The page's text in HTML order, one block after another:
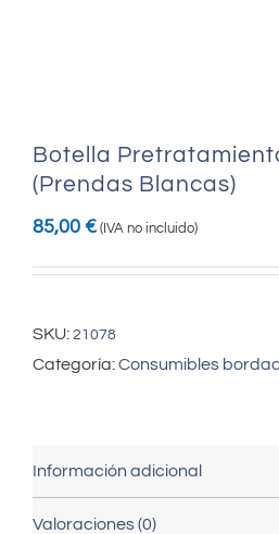
Botella
(Prendas Blancas)
85,00 € (IVA no incluido)
SKU: 21078
Categoría:Consumibles
Información adicional
Valoraciones (0)